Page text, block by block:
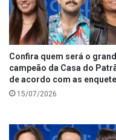
Confira quem será o
campeão da Casa do
de acordo com as
15/07/2026